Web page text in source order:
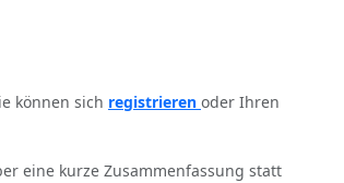
können sich registrieren oder Ihren
eine kurze Zusammenfassung statt